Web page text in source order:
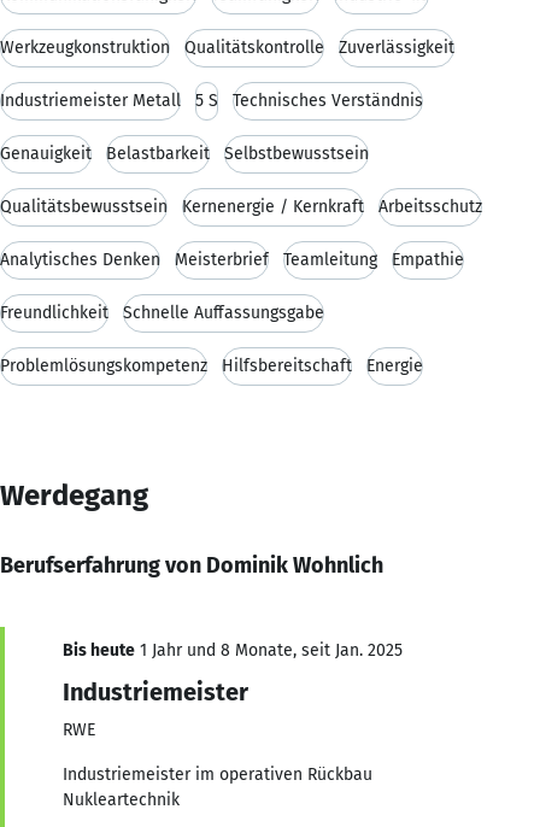
Werkzeugkonstruktion Qualitätskontrolle Zuverlässigkeit
Industriemeister Metall 5 S Technisches Verständnis
Genauigkeit Belastbarkeit Selbstbewusstsein
Qualitätsbewusstsein Kernenergie / Kernkraft Arbeitsschutz
Analytisches Denken Meisterbrief Teamleitung Empathie
Freundlichkeit Schnelle Auffassungsgabe
Problemlösungskompetenz Hilfsbereitschaft Energie
Werdegang
Berufserfahrung von Dominik Wohnlich
Bis heute 1 Jahr und 8 Monate, seit Jan. 2025
Industriemeister
RWE
Industriemeister im operativen Rückbau
Nukleartechnik